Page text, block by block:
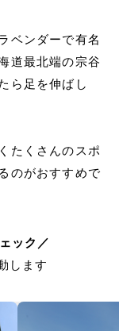
ベンダーで有名
道最北端の宗谷
ら足を伸ばし
たくさんのスポ
のがおすすめで
ック／
します